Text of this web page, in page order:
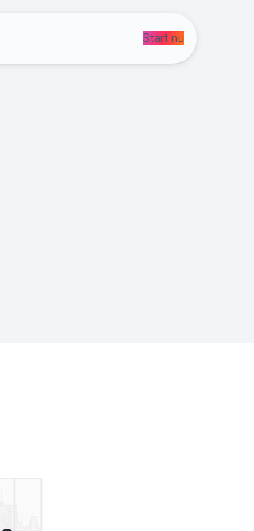
Start nu